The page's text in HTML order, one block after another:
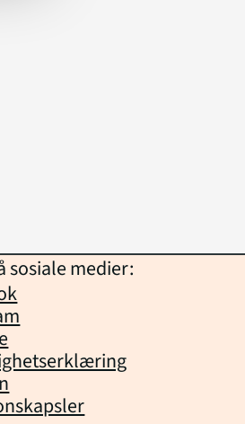
sosiale medier: